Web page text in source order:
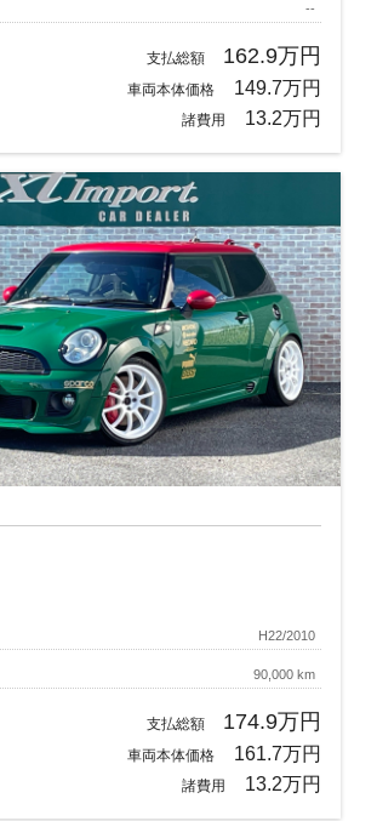
--
支払総額 162.9万円
車両本体価格 149.7万円
諸費用 13.2万円
H22/2010
90,000 km
支払総額 174.9万円
車両本体価格 161.7万円
諸費用 13.2万円